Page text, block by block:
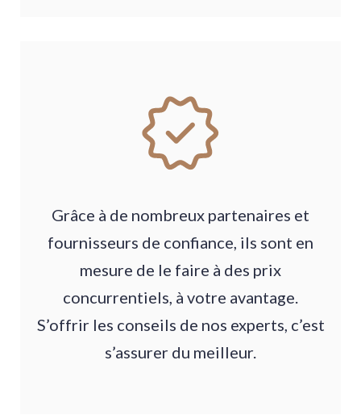
Grâce à de nombreux partenaires et
fournisseurs de confiance, ils sont en
mesure de le faire à des prix
concurrentiels, à votre avantage.
S’offrir les conseils de nos experts, c’est
s’assurer du meilleur.